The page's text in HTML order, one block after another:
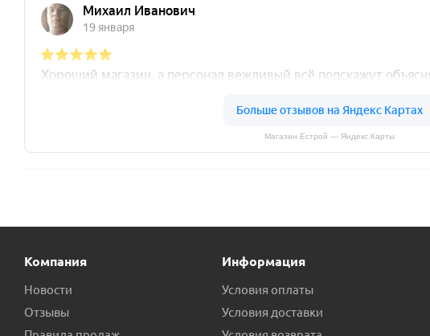
Магазин Естрой — Яндекс.Карты
Компания
Новости
Отзывы
Информация
Условия оплаты
Условия доставки